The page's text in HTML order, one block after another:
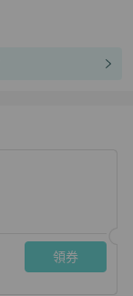
領券